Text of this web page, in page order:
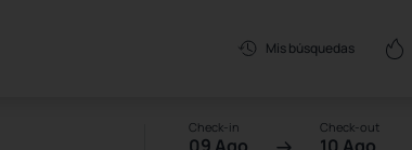
Mis búsquedas
Check-in Check-out